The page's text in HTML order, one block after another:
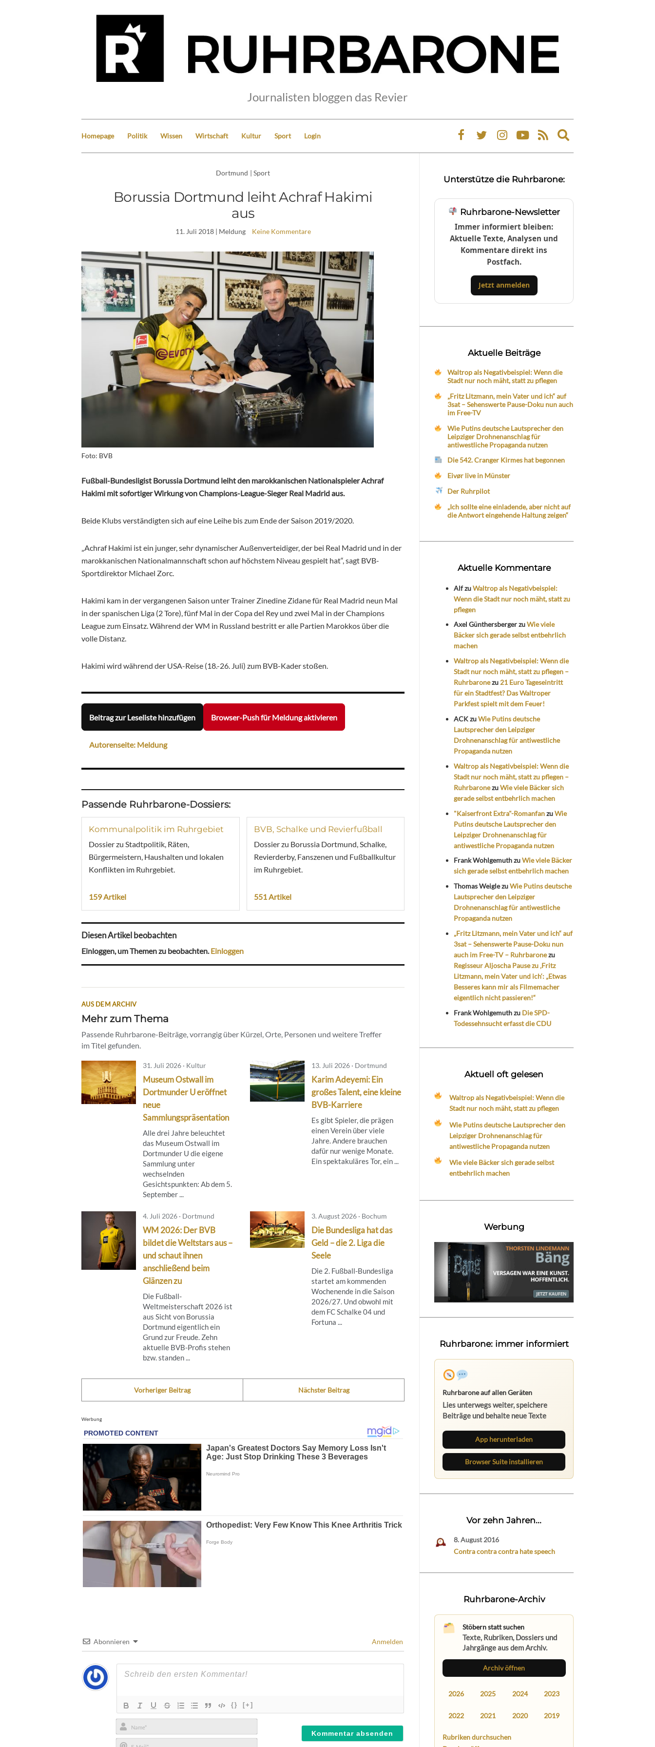
Journalisten bloggen das Revier
Homepage Politik Wissen Wirtschaft Kultur Sport Login
Expand
search
Dortmund | Sport
Borussia Dortmund leiht Achraf Hakimi
aus
11. Juli 2018| Meldung Keine Kommentare
Foto: BVB
Fußball-Bundesligist Borussia Dortmund leiht den marokkanischen Nationalspieler Achraf
Hakimi mit sofortiger Wirkung von Champions-League-Sieger Real Madrid aus.
Beide Klubs verständigten sich auf eine Leihe bis zum Ende der Saison 2019/2020.
„Achraf Hakimi ist ein junger, sehr dynamischer Außenverteidiger, der bei Real Madrid und in der
marokkanischen Nationalmannschaft schon auf höchstem Niveau gespielt hat“, sagt BVB-
Sportdirektor Michael Zorc.
Hakimi kam in der vergangenen Saison unter Trainer Zinedine Zidane für Real Madrid neun Mal
in der spanischen Liga (2 Tore), fünf Mal in der Copa del Rey und zwei Mal in der Champions
League zum Einsatz. Während der WM in Russland bestritt er alle Partien Marokkos über die
volle Distanz.
Hakimi wird während der USA-Reise (18.-26. Juli) zum BVB-Kader stoßen.
Beitrag zur Leseliste hinzufügen Browser-Push für Meldung aktivieren
Autorenseite: Meldung
Passende Ruhrbarone-Dossiers:
Kommunalpolitik im Ruhrgebiet
Dossier zu Stadtpolitik, Räten,
Bürgermeistern, Haushalten und lokalen
Konflikten im Ruhrgebiet.
159 Artikel
BVB, Schalke und Revierfußball
Dossier zu Borussia Dortmund, Schalke,
Revierderby, Fanszenen und Fußballkultur
im Ruhrgebiet.
551 Artikel
Diesen Artikel beobachten
Einloggen, um Themen zu beobachten.Einloggen
AUS DEM ARCHIV
Mehr zum Thema
Passende Ruhrbarone-Beiträge, vorrangig über Kürzel, Orte, Personen und weitere Treffer
im Titel gefunden.
31. Juli 2026 · Kultur
Museum Ostwall im
Dortmunder U eröffnet
neue
Sammlungspräsentation
Alle drei Jahre beleuchtet
das Museum Ostwall im
Dortmunder U die eigene
Sammlung unter
wechselnden
Gesichtspunkten: Ab dem 5.
September ...
13. Juli 2026 · Dortmund
Karim Adeyemi: Ein
großes Talent, eine kleine
BVB-Karriere
Es gibt Spieler, die prägen
einen Verein über viele
Jahre. Andere brauchen
dafür nur wenige Monate.
Ein spektakuläres Tor, ein ...
4. Juli 2026 · Dortmund
WM 2026: Der BVB
bildet die Weltstars aus –
und schaut ihnen
anschließend beim
Glänzen zu
Die Fußball-
Weltmeisterschaft 2026 ist
aus Sicht von Borussia
Dortmund eigentlich ein
Grund zur Freude. Zehn
aktuelle BVB-Profis stehen
bzw. standen ...
3. August 2026 · Bochum
Die Bundesliga hat das
Geld – die 2. Liga die
Seele
Die 2. Fußball-Bundesliga
startet am kommenden
Wochenende in die Saison
2026/27. Und obwohl mit
dem FC Schalke 04 und
Fortuna ...
Vorheriger Beitrag Nächster Beitrag
Werbung
Abonnieren Anmelden
{} [+]
Name*
Unterstütze die Ruhrbarone:
Ruhrbarone-Newsletter
Immer informiert bleiben:
Aktuelle Texte, Analysen und
Kommentare direkt ins
Postfach.
Jetzt anmelden
Aktuelle Beiträge
Waltrop als Negativbeispiel: Wenn die
Stadt nur noch mäht, statt zu pflegen
„Fritz Litzmann, mein Vater und ich“ auf
3sat – Sehenswerte Pause-Doku nun auch
im Free-TV
Wie Putins deutsche Lautsprecher den
Leipziger Drohnenanschlag für
antiwestliche Propaganda nutzen
Die 542. Cranger Kirmes hat begonnen
Eivør live in Münster
Der Ruhrpilot
„Ich sollte eine einladende, aber nicht auf
die Antwort eingehende Haltung zeigen“
Aktuelle Kommentare
AlfzuWaltrop als Negativbeispiel:
Wenn die Stadt nur noch mäht, statt zu
pflegen
Axel GünthersbergerzuWie viele
Bäcker sich gerade selbst entbehrlich
machen
Waltrop als Negativbeispiel: Wenn die
Stadt nur noch mäht, statt zu pflegen –
Ruhrbaronezu 21 Euro Tageseintritt
für ein Stadtfest? Das Waltroper
Parkfest spielt mit dem Feuer!
ACKzuWie Putins deutsche
Lautsprecher den Leipziger
Drohnenanschlag für antiwestliche
Propaganda nutzen
Waltrop als Negativbeispiel: Wenn die
Stadt nur noch mäht, statt zu pflegen –
RuhrbaronezuWie viele Bäcker sich
gerade selbst entbehrlich machen
"Kaiserfront Extra"-RomanfanzuWie
Putins deutsche Lautsprecher den
Leipziger Drohnenanschlag für
antiwestliche Propaganda nutzen
Frank WohlgemuthzuWie viele Bäcker
sich gerade selbst entbehrlich machen
Thomas WeiglezuWie Putins deutsche
Lautsprecher den Leipziger
Drohnenanschlag für antiwestliche
Propaganda nutzen
„Fritz Litzmann, mein Vater und ich“ auf
3sat – Sehenswerte Pause-Doku nun
auch im Free-TV – Ruhrbaronezu
Regisseur Aljoscha Pause zu ‚Fritz
Litzmann, mein Vater und ich‘: „Etwas
Besseres kann mir als Filmemacher
eigentlich nicht passieren!“
Frank Wohlgemuthzu Die SPD-
Todessehnsucht erfasst die CDU
Aktuell oft gelesen
Waltrop als Negativbeispiel: Wenn die
Stadt nur noch mäht, statt zu pflegen
Wie Putins deutsche Lautsprecher den
Leipziger Drohnenanschlag für
antiwestliche Propaganda nutzen
Wie viele Bäcker sich gerade selbst
entbehrlich machen
Werbung
Ruhrbarone: immer informiert
Ruhrbarone auf allen Geräten
Lies unterwegs weiter, speichere
Beiträge und behalte neue Texte
App herunterladen
Browser Suite installieren
Vor zehn Jahren...
8. August 2016
Contra contra contra hate speech
Ruhrbarone-Archiv
Stöbern statt suchen
Texte, Rubriken, Dossiers und
Jahrgänge aus dem Archiv.
Archiv öffnen
2026 2025 2024 2023
2022 2021 2020 2019
Rubriken durchsuchen